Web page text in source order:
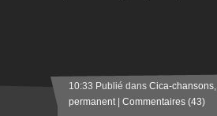
10:33 Publié dans Cica-chansons,
permanent| Commentaires (43)